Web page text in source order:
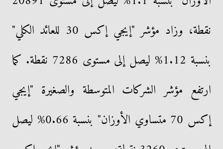
نقطة، وزاد مؤشر "إيجي إكس 30 للعائد الكلي"
بنسبة 1.12% ليصل إلى مستوى 7286 نقطة. كما
ارتفع مؤشر الشركات المتوسطة والصغيرة "إيجي
إكس 70 متساوي الأوزان" بنسبة 0.66% ليصل